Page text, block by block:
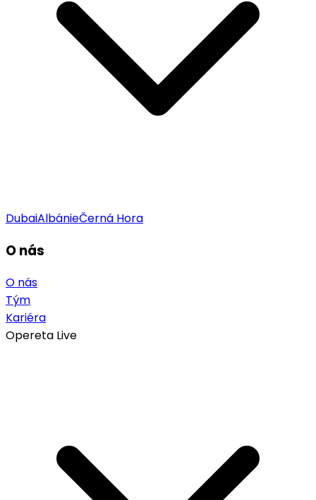
DubaiAlbánieČerná Hora
O nás
O nás
Tým
Kariéra
Opereta Live